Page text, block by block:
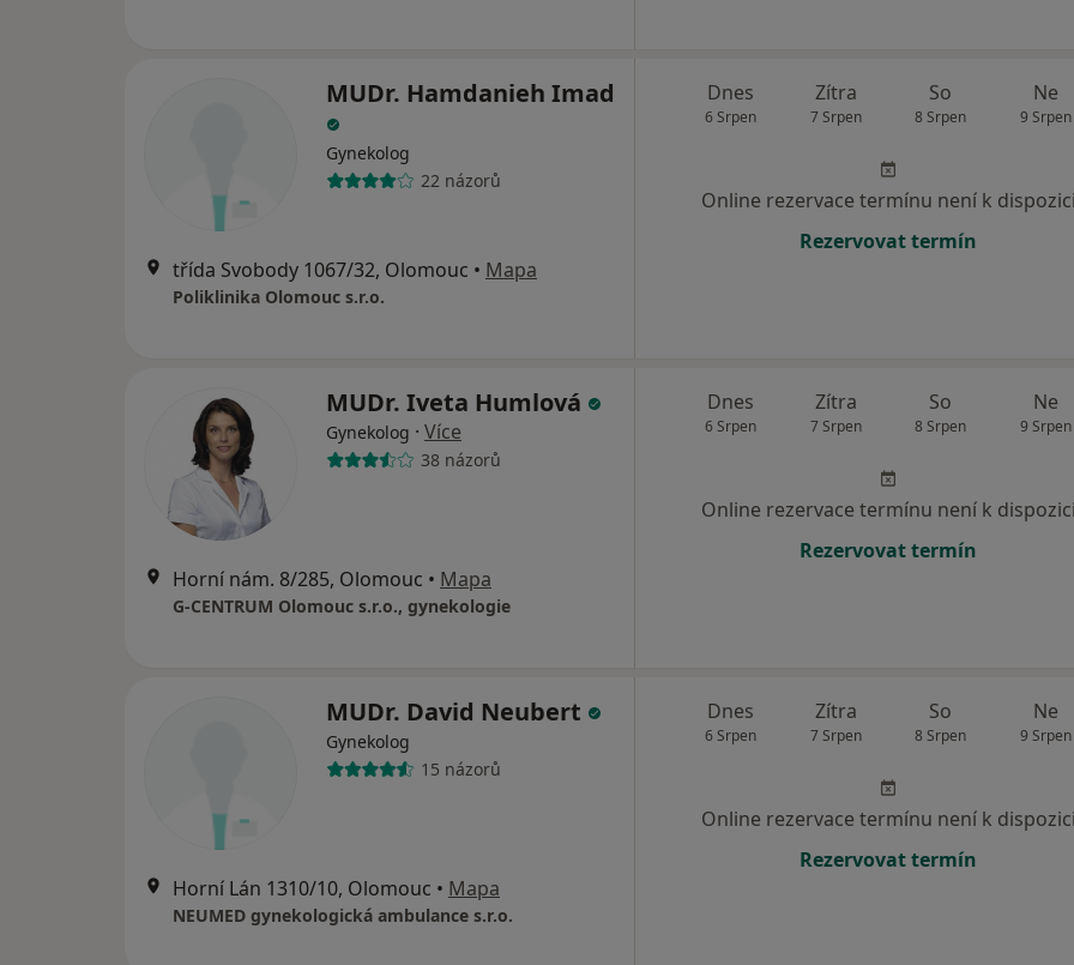
MUDr. Hamdanieh Imad
Gynekolog
22 názorů
třída Svobody 1067/32, Olomouc • Mapa
Poliklinika Olomouc s.r.o.
Dnes
6 Srpen
Zítra
7 Srpen
So
8 Srpen
Ne
9 Srpen
Online rezervace termínu není k dispozici
Rezervovat termín
MUDr. Iveta Humlová
Gynekolog · Více
38 názorů
Horní nám. 8/285, Olomouc • Mapa
G-CENTRUM Olomouc s.r.o., gynekologie
Dnes
6 Srpen
Zítra
7 Srpen
So
8 Srpen
Ne
9 Srpen
Online rezervace termínu není k dispozici
Rezervovat termín
MUDr. David Neubert
Gynekolog
15 názorů
Horní Lán 1310/10, Olomouc • Mapa
NEUMED gynekologická ambulance s.r.o.
Dnes
6 Srpen
Zítra
7 Srpen
So
8 Srpen
Ne
9 Srpen
Online rezervace termínu není k dispozici
Rezervovat termín